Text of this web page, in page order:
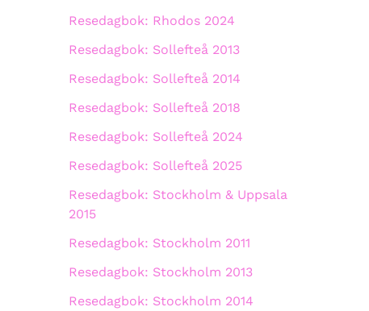
Resedagbok: Rhodos 2024
Resedagbok: Sollefteå 2013
Resedagbok: Sollefteå 2014
Resedagbok: Sollefteå 2018
Resedagbok: Sollefteå 2024
Resedagbok: Sollefteå 2025
Resedagbok: Stockholm & Uppsala
2015
Resedagbok: Stockholm 2011
Resedagbok: Stockholm 2013
Resedagbok: Stockholm 2014